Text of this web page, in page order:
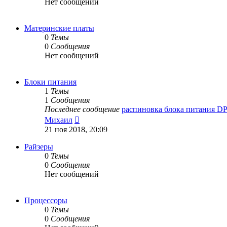
Нет сообщений
Материнские платы
0 Темы
0 Сообщения
Нет сообщений
Блоки питания
1 Темы
1 Сообщения
Последнее сообщение распиновка блока питания
Михаил
к
21 ноя 2018, 20:09
Райзеры
0 Темы
0 Сообщения
Нет сообщений
Процессоры
0 Темы
0 Сообщения